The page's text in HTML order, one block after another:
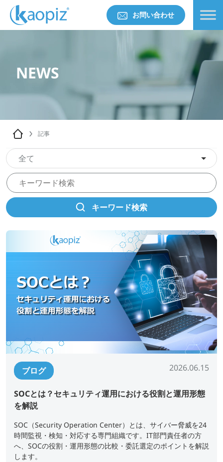
お問い合わせ
NEWS
記事
全て
キーワード検索
ブログ 2026.06.15
SOCとは？セキュリティ運用における役割と運用形態
を解説
SOC（Security Operation Center）とは、サイバー脅威を24
時間監視・検知・対応する専門組織です。IT部門責任者の方
へ、SOCの役割・運用形態の比較・委託選定のポイントを解説
します。